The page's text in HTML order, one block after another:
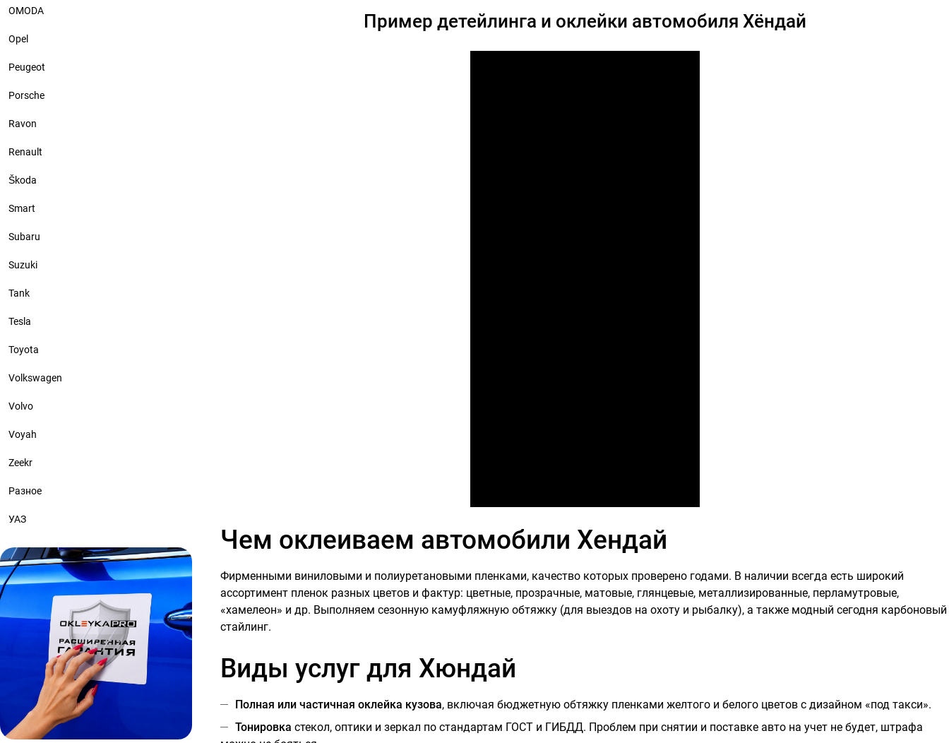
цветная оклейка и
антигравийная защита
Пример детейлинга и оклейки автомобиля Хёндай
Чем оклеиваем автомобили Хендай
Фирменными виниловыми и полиуретановыми пленками, качество которых проверено годами. В наличии всегда есть широкий
ассортимент пленок разных цветов и фактур: цветные, прозрачные, матовые, глянцевые, металлизированные, перламутровые,
«хамелеон» и др. Выполняем сезонную камуфляжную обтяжку (для выездов на охоту и рыбалку), а также модный сегодня карбоновый
стайлинг.
Виды услуг для Хюндай
Полная или частичная оклейка кузова, включая бюджетную обтяжку пленками желтого и белого цветов с дизайном «под такси».
Тонировка стекол, оптики и зеркал по стандартам ГОСТ и ГИБДД. Проблем при снятии и поставке авто на учет не будет, штрафа
OMODA
Opel
Peugeot
Porsche
Ravon
Renault
Škoda
Smart
Subaru
Suzuki
Tank
Tesla
Toyota
Volkswagen
Volvo
Voyah
Zeekr
Разное
УАЗ